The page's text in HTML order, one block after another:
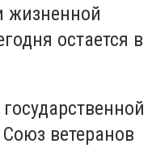
жизненной
остается в
ветеранов